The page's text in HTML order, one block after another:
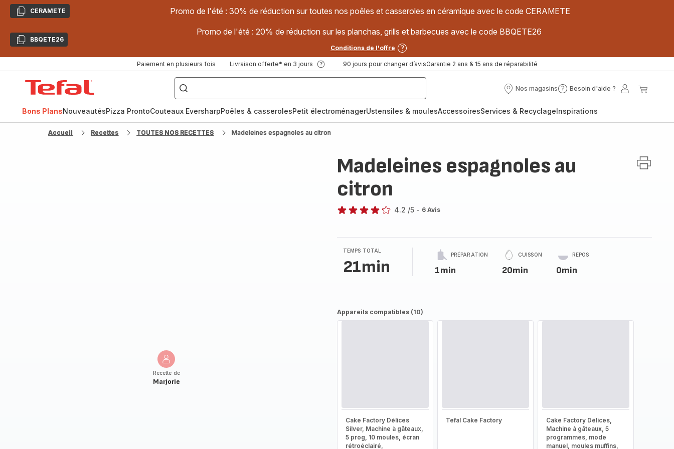
CopierCERAMETE Promo de l'été : 30% de réduction sur toutes nos poêles et casseroles en céramique avec le code CERAMETE
CopierBBQETE26
Promo de l'été : 20% de réduction sur les planchas, grills et barbecues avec le code BBQETE26
Conditions de l'offre
Paiement en plusieurs fois Livraison offerte* en 3 jours 90 jours pour changer d’avisGarantie 2 ans & 15 ans de réparabilité
["Poêles
inox,
Cake
Factory,
Nos magasins
Nos
Besoin d'aide ?
Besoin
?
Mon
Bons PlansNouveautésPizza ProntoCouteaux EversharpPoêles & casserolesPetit électroménagerUstensiles & moulesAccessoiresServices & RecyclageInspirations
Accueil Recettes TOUTES NOS RECETTES Madeleines espagnoles au citron
Recette de
Marjorie
Madeleines espagnoles au
citron
4.2 /5 - 6 Avis
TEMPS TOTAL
21min
PRÉPARATION
1min
CUISSON
20min
REPOS
0min
Appareils compatibles (10)
Cake Factory Délices
Silver, Machine à gâteaux,
5 prog, 10 moules, écran
rétroéclairé,
Tefal Cake Factory
Cake Factory Délices,
Machine à gâteaux, 5
programmes, mode
manuel, moules muffins,